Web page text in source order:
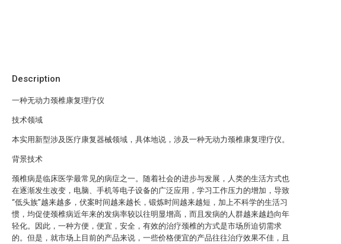
Description
一种无动力颈椎康复理疗仪
技术领域
本实用新型涉及医疗康复器械领域，具体地说，涉及一种无动力颈椎康复理疗仪。
背景技术
颈椎病是临床医学最常见的病症之一。随着社会的进步与发展，人类的生活方式也
在逐渐发生改变，电脑、手机等电子设备的广泛应用，学习工作压力的增加，导致
“低头族”越来越多，伏案时间越来越长，锻炼时间越来越短，加上不科学的生活习
惯，均促使颈椎病近年来的发病率较以往明显增高，而且发病的人群越来越趋向年
轻化。因此，一种方便，便宜，安全，有效的治疗颈椎的方式是市场所迫切需求
的。但是，就市场上目前的产品来说，一些价格便宜的产品往往治疗效果不佳，且